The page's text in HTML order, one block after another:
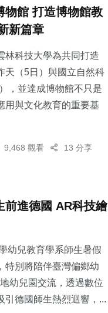
物館 打造博物館教
新篇章
林科技大學為共同打造
天（5日）與國立自然科
，並達成博物館不只是
用與文化教育的重要基
9,468 觀看 13 分享
前進德國 AR科技繪
幼兒教育學系師生暑假
特別將陪伴臺灣偏鄉幼
幼兒園交流，透過數位
引德國師生熱烈迴響，...